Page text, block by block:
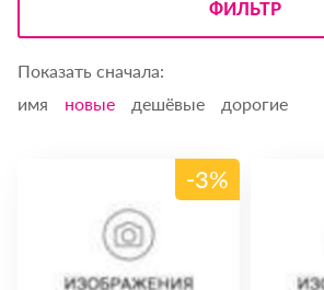
ФИЛЬТР
Показать сначала:
имя
новые дешёвые дорогие
-3%